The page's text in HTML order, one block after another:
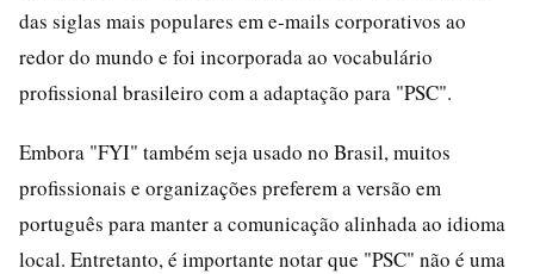
das siglas mais populares em e-mails corporativos ao
redor do mundo e foi incorporada ao vocabulário
profissional brasileiro com a adaptação para "PSC".
Embora "FYI" também seja usado no Brasil, muitos
profissionais e organizações preferem a versão em
português para manter a comunicação alinhada ao idioma
local. Entretanto, é importante notar que "PSC" não é uma